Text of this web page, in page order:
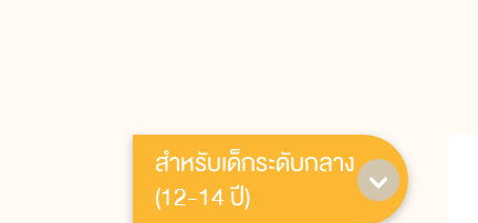
สำหรับเด็กระดับกลาง
(12-14 ปี)